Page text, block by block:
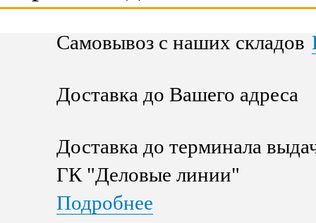
Самовывоз с наших складов
Доставка до Вашего адреса
Доставка до терминала
ГК "Деловые линии"
Подробнее